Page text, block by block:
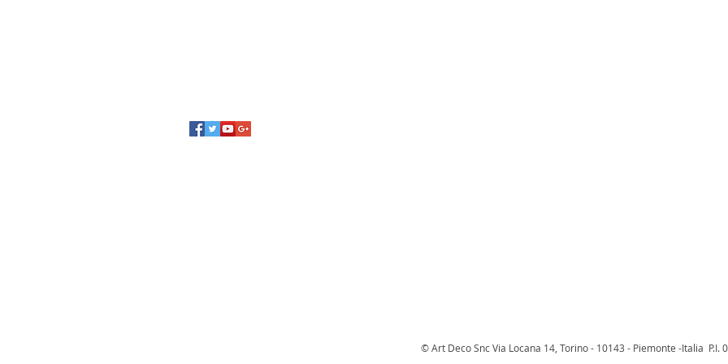
© Art Deco Snc Via Locana 14, Torino - 10143 - Piemonte -Italia P.I.